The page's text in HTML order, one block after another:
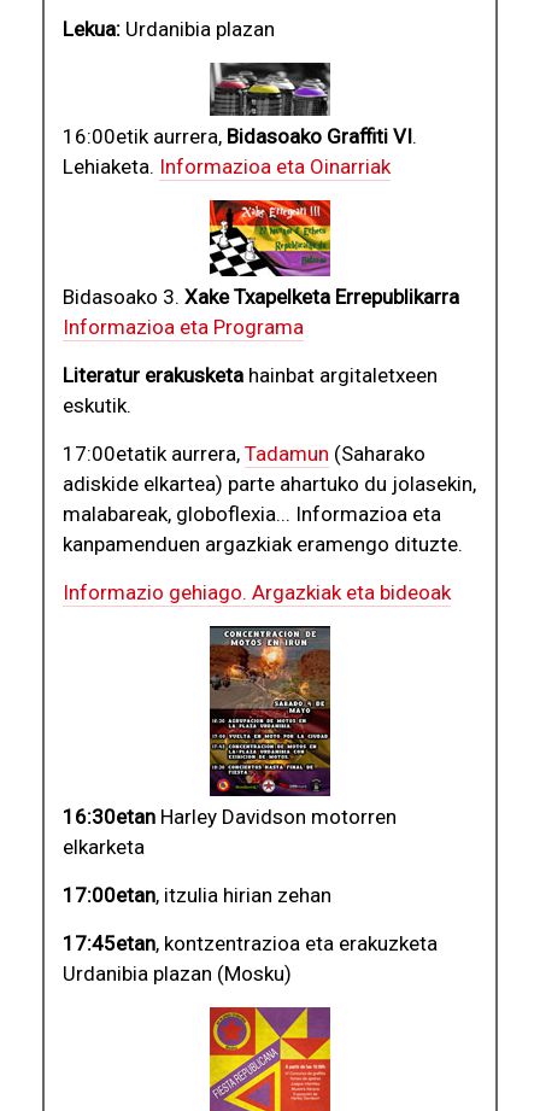
Lekua: Urdanibia plazan
16:00etik aurrera, Bidasoako Graffiti VI.
Lehiaketa. Informazioa eta Oinarriak
Bidasoako 3. Xake Txapelketa Errepublikarra
Informazioa eta Programa
Literatur erakusketa hainbat argitaletxeen
eskutik.
17:00etatik aurrera, Tadamun (Saharako
adiskide elkartea) parte ahartuko du jolasekin,
malabareak, globoflexia... Informazioa eta
kanpamenduen argazkiak eramengo dituzte.
Informazio gehiago. Argazkiak eta bideoak
16:30etan Harley Davidson motorren
elkarketa
17:00etan, itzulia hirian zehan
17:45etan, kontzentrazioa eta erakuzketa
Urdanibia plazan (Mosku)